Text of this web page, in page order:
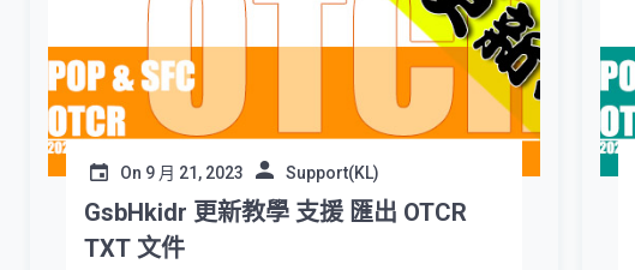
On 9 月 21, 2023 Support(KL)
GsbHkidr 更新教學 支援 匯出 OTCR
TXT 文件